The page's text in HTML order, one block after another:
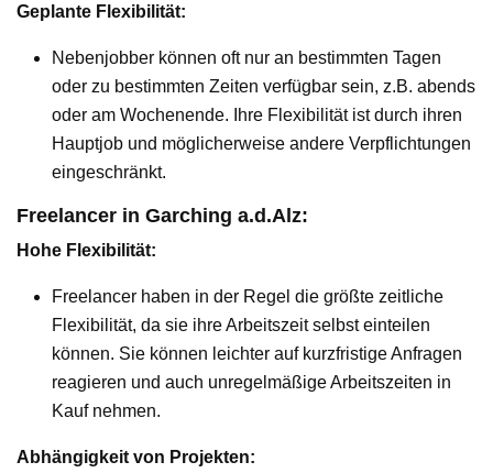
Geplante Flexibilität:
Nebenjobber können oft nur an bestimmten Tagen
oder zu bestimmten Zeiten verfügbar sein, z.B. abends
oder am Wochenende. Ihre Flexibilität ist durch ihren
Hauptjob und möglicherweise andere Verpflichtungen
eingeschränkt.
Freelancer in Garching a.d.Alz:
Hohe Flexibilität:
Freelancer haben in der Regel die größte zeitliche
Flexibilität, da sie ihre Arbeitszeit selbst einteilen
können. Sie können leichter auf kurzfristige Anfragen
reagieren und auch unregelmäßige Arbeitszeiten in
Kauf nehmen.
Abhängigkeit von Projekten: